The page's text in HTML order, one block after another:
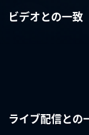
ビデオとの一致
ライブ配信との